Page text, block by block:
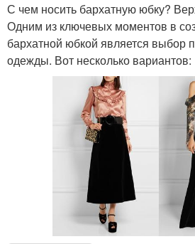
С чем носить бархатную юбку?
Одним из ключевых моментов в
бархатной юбкой является выбор
одежды. Вот несколько вариантов: